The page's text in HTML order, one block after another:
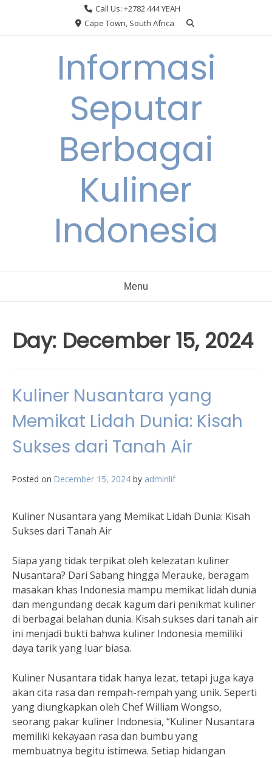
Call Us: +2782 444 YEAH
Cape Town, South Africa
Informasi
Seputar
Berbagai
Kuliner
Indonesia
Menu
Day: December 15, 2024
Kuliner Nusantara yang
Memikat Lidah Dunia: Kisah
Sukses dari Tanah Air
Posted on December 15, 2024 by adminlif
Kuliner Nusantara yang Memikat Lidah Dunia: Kisah
Sukses dari Tanah Air
Siapa yang tidak terpikat oleh kelezatan kuliner
Nusantara? Dari Sabang hingga Merauke, beragam
masakan khas Indonesia mampu memikat lidah dunia
dan mengundang decak kagum dari penikmat kuliner
di berbagai belahan dunia. Kisah sukses dari tanah air
ini menjadi bukti bahwa kuliner Indonesia memiliki
daya tarik yang luar biasa.
Kuliner Nusantara tidak hanya lezat, tetapi juga kaya
akan cita rasa dan rempah-rempah yang unik. Seperti
yang diungkapkan oleh Chef William Wongso,
seorang pakar kuliner Indonesia, “Kuliner Nusantara
memiliki kekayaan rasa dan bumbu yang
membuatnya begitu istimewa. Setiap hidangan